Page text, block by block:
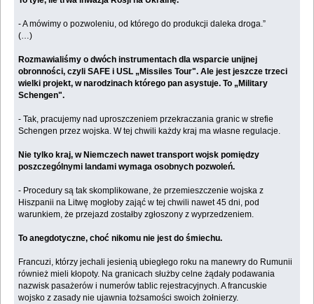
- A mówimy o pozwoleniu, od którego do produkcji daleka droga.”
(…)
Rozmawialiśmy o dwóch instrumentach dla wsparcie unijnej
obronności, czyli SAFE i USL „Missiles Tour". Ale jest jeszcze trzeci
wielki projekt, w narodzinach którego pan asystuje. To „Military
Schengen".
- Tak, pracujemy nad uproszczeniem przekraczania granic w strefie
Schengen przez wojska. W tej chwili każdy kraj ma własne regulacje.
Nie tylko kraj, w Niemczech nawet transport wojsk pomiędzy
poszczególnymi landami wymaga osobnych pozwoleń.
- Procedury są tak skomplikowane, że przemieszczenie wojska z
Hiszpanii na Litwę mogłoby zająć w tej chwili nawet 45 dni, pod
warunkiem, że przejazd zostałby zgłoszony z wyprzedzeniem.
To anegdotyczne, choć nikomu nie jest do śmiechu.
Francuzi, którzy jechali jesienią ubiegłego roku na manewry do Rumunii
również mieli kłopoty. Na granicach służby celne żądały podawania
nazwisk pasażerów i numerów tablic rejestracyjnych. A francuskie
wojsko z zasady nie ujawnia tożsamości swoich żołnierzy.